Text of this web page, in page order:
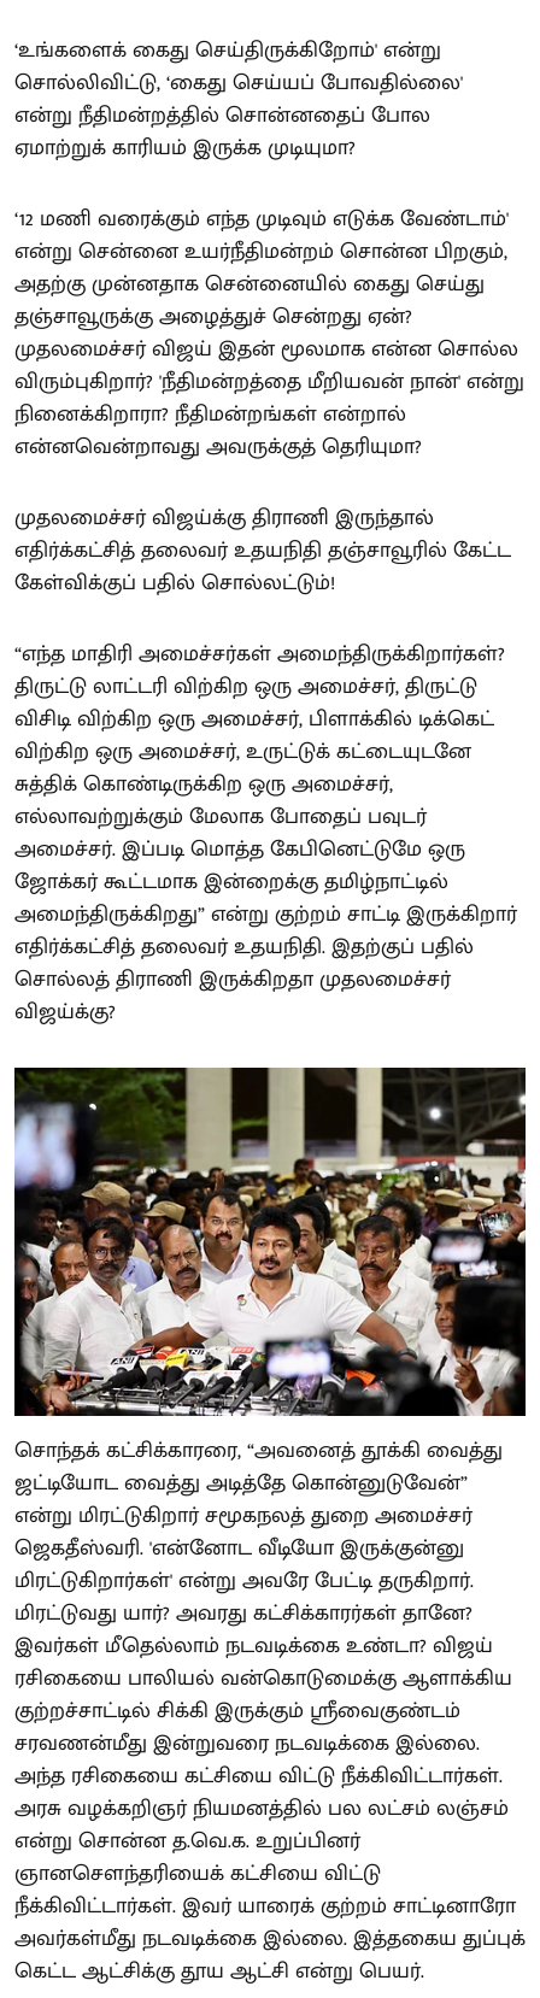
‘உங்களைக் கைது செய்திருக்கிறோம்' என்று
சொல்லிவிட்டு, ‘கைது செய்யப் போவதில்லை'
என்று நீதிமன்றத்தில் சொன்னதைப் போல
ஏமாற்றுக் காரியம் இருக்க முடியுமா?
‘12 மணி வரைக்கும் எந்த முடிவும் எடுக்க வேண்டாம்'
என்று சென்னை உயர்நீதிமன்றம் சொன்ன பிறகும்,
அதற்கு முன்னதாக சென்னையில் கைது செய்து
தஞ்சாவூருக்கு அழைத்துச் சென்றது ஏன்?
முதலமைச்சர் விஜய் இதன் மூலமாக என்ன சொல்ல
விரும்புகிறார்? 'நீதிமன்றத்தை மீறியவன் நான்' என்று
நினைக்கிறாரா? நீதிமன்றங்கள் என்றால்
என்னவென்றாவது அவருக்குத் தெரியுமா?
முதலமைச்சர் விஜய்க்கு திராணி இருந்தால்
எதிர்க்கட்சித் தலைவர் உதயநிதி தஞ்சாவூரில் கேட்ட
கேள்விக்குப் பதில் சொல்லட்டும்!
“எந்த மாதிரி அமைச்சர்கள் அமைந்திருக்கிறார்கள்?
திருட்டு லாட்டரி விற்கிற ஒரு அமைச்சர், திருட்டு
விசிடி விற்கிற ஒரு அமைச்சர், பிளாக்கில் டிக்கெட்
விற்கிற ஒரு அமைச்சர், உருட்டுக் கட்டையுடனே
சுத்திக் கொண்டிருக்கிற ஒரு அமைச்சர்,
எல்லாவற்றுக்கும் மேலாக போதைப் பவுடர்
அமைச்சர். இப்படி மொத்த கேபினெட்டுமே ஒரு
ஜோக்கர் கூட்டமாக இன்றைக்கு தமிழ்நாட்டில்
அமைந்திருக்கிறது” என்று குற்றம் சாட்டி இருக்கிறார்
எதிர்க்கட்சித் தலைவர் உதயநிதி. இதற்குப் பதில்
சொல்லத் திராணி இருக்கிறதா முதலமைச்சர்
விஜய்க்கு?
சொந்தக் கட்சிக்காரரை, “அவனைத் தூக்கி வைத்து
ஜட்டியோட வைத்து அடித்தே கொன்னுடுவேன்”
என்று மிரட்டுகிறார் சமூகநலத் துறை அமைச்சர்
ஜெகதீஸ்வரி. 'என்னோட வீடியோ இருக்குன்னு
மிரட்டுகிறார்கள்' என்று அவரே பேட்டி தருகிறார்.
மிரட்டுவது யார்? அவரது கட்சிக்காரர்கள் தானே?
இவர்கள் மீதெல்லாம் நடவடிக்கை உண்டா? விஜய்
ரசிகையை பாலியல் வன்கொடுமைக்கு ஆளாக்கிய
குற்றச்சாட்டில் சிக்கி இருக்கும் ஸ்ரீவைகுண்டம்
சரவணன்மீது இன்றுவரை நடவடிக்கை இல்லை.
அந்த ரசிகையை கட்சியை விட்டு நீக்கிவிட்டார்கள்.
அரசு வழக்கறிஞர் நியமனத்தில் பல லட்சம் லஞ்சம்
என்று சொன்ன த.வெ.க. உறுப்பினர்
ஞானசௌந்தரியைக் கட்சியை விட்டு
நீக்கிவிட்டார்கள். இவர் யாரைக் குற்றம் சாட்டினாரோ
அவர்கள்மீது நடவடிக்கை இல்லை. இத்தகைய துப்புக்
கெட்ட ஆட்சிக்கு தூய ஆட்சி என்று பெயர்.